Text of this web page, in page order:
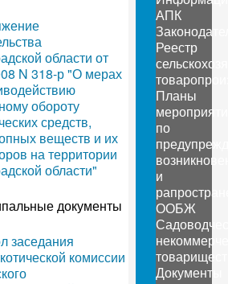
области от
N 318-р "О мерах
обороту
средств,
веществ и их
на территории
области"
документы
заседания
комиссии
АПК
Реестр
Планы
по
и
ООБЖ
Документы